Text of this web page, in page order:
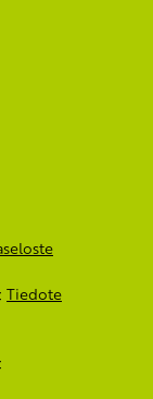
Tiedote